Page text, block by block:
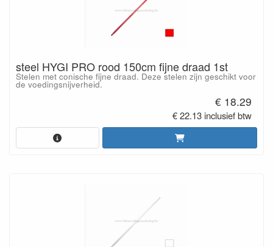
steel HYGI PRO rood 150cm fijne draad 1st
Stelen met conische fijne draad. Deze stelen zijn geschikt voor
de voedingsnijverheid.
€ 18.29
€ 22.13 inclusief btw